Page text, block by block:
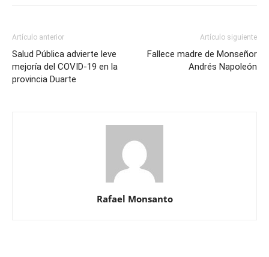
Artículo anterior
Salud Pública advierte leve
mejoría del COVID-19 en la
provincia Duarte
Artículo siguiente
Fallece madre de Monseñor
Andrés Napoleón
Rafael Monsanto